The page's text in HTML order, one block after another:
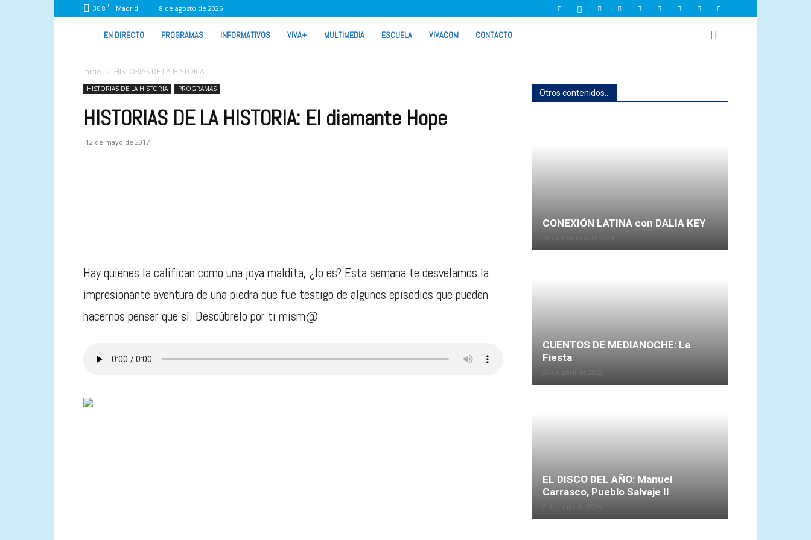
36.8 C Madrid 8 de agosto de 2026
VIVA
RADIO
EN DIRECTO PROGRAMAS INFORMATIVOS VIVA+ MULTIMEDIA ESCUELA VIVACOM CONTACTO
Inicio HISTORIAS DE LA HISTORIA
HISTORIAS DE LA HISTORIA PROGRAMAS
HISTORIAS DE LA HISTORIA: El diamante Hope
12 de mayo de 2017
Hay quienes la califican como una joya maldita, ¿lo es? Esta semana te desvelamos la
impresionante aventura de una piedra que fue testigo de algunos episodios que pueden
hacernos pensar que sí. Descúbrelo por ti mism@
Otros contenidos...
CONEXIÓN LATINA con DALIA KEY
CUENTOS DE MEDIANOCHE: La
Fiesta
EL DISCO DEL AÑO: Manuel
Carrasco, Pueblo Salvaje II